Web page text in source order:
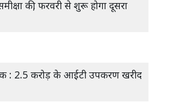
की, फरवरी से शुरू होगा दूसरा
2.5 करोड़ के आईटी उपकरण खरीद